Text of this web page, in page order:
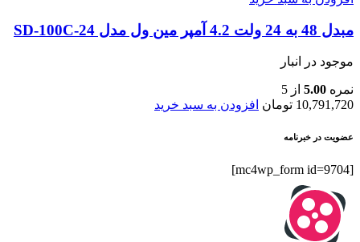
مبدل 48 به 24 ولت 4.2 آمپر مین ول مدل SD-100C-24
موجود در انبار
نمره 5.00 از 5
10,791,720 تومان افزودن به سبد خرید
عضویت در خبرنامه
[mc4wp_form id=9704]